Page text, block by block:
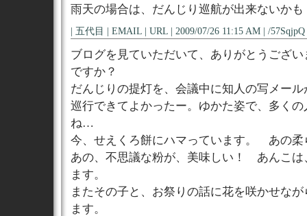
雨天の場合は、だんじり巡航が出来ないかも
| 五代目 | EMAIL | URL | 2009/07/26 11:15 AM | /57SqjpQ
ブログを見ていただいて、ありがとうござ
ですか？
だんじりの提灯を、会議中に知人の写メー
巡行できてよかったー。ゆかた姿で、多く
ね…
今、せえくろ餅にハマっています。 あの
あの、不思議な粉が、美味しい！ あんこは
ます。
またその子と、お祭りの話に花を咲かせな
ます。